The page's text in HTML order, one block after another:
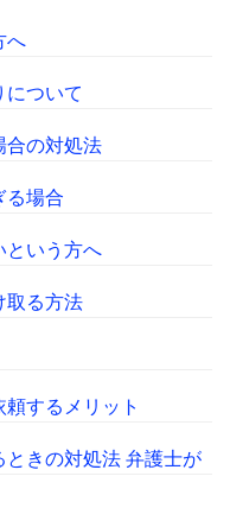
へ
について
合の対処法
る場合
という方へ
取る方法
するメリット
きの対処法 弁護士が